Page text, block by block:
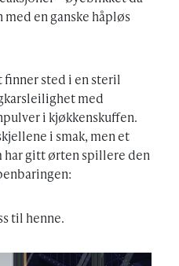
en ganske håpløs
sted i en steril
med
i kjøkkenskuffen.
i smak, men et
har gitt ørten spillere den
til henne.